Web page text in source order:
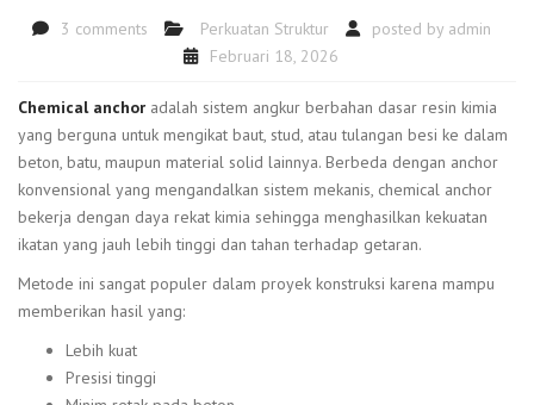
3 comments Perkuatan Struktur posted by admin
Februari 18, 2026
Chemical anchor adalah sistem angkur berbahan dasar resin kimia
yang berguna untuk mengikat baut, stud, atau tulangan besi ke dalam
beton, batu, maupun material solid lainnya. Berbeda dengan anchor
konvensional yang mengandalkan sistem mekanis, chemical anchor
bekerja dengan daya rekat kimia sehingga menghasilkan kekuatan
ikatan yang jauh lebih tinggi dan tahan terhadap getaran.
Metode ini sangat populer dalam proyek konstruksi karena mampu
memberikan hasil yang:
Lebih kuat
Presisi tinggi